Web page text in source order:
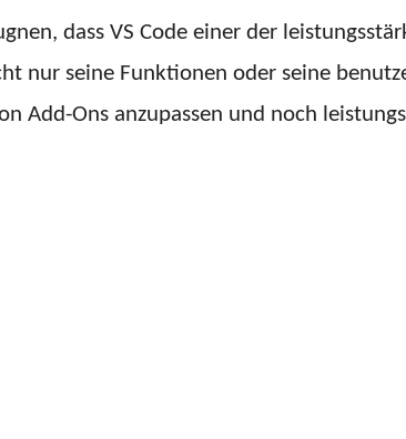
dass VS Code einer der
nur seine Funktionen oder seine
Add-Ons anzupassen und noch